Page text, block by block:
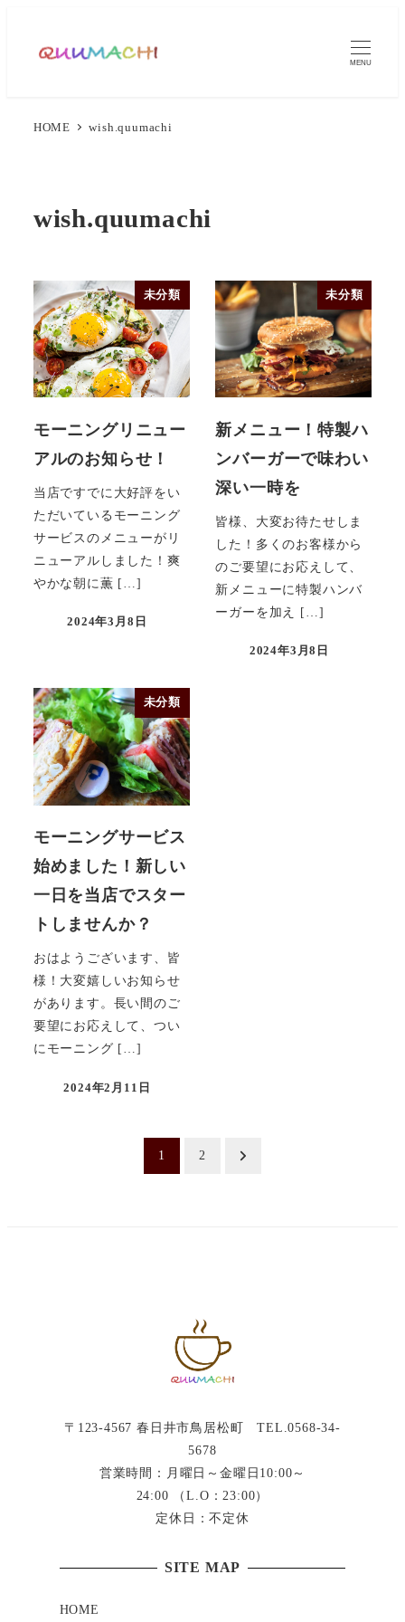
MENU
HOME wish.quumachi
wish.quumachi
未分類
モーニングリニュー
アルのお知らせ！
当店ですでに大好評をい
ただいているモーニング
サービスのメニューがリ
ニューアルしました！爽
やかな朝に薫 […]
2024年3月8日
未分類
新メニュー！特製ハ
ンバーガーで味わい
深い一時を
皆様、大変お待たせしま
した！多くのお客様から
のご要望にお応えして、
新メニューに特製ハンバ
ーガーを加え […]
2024年3月8日
未分類
モーニングサービス
始めました！新しい
一日を当店でスター
トしませんか？
おはようございます、皆
様！大変嬉しいお知らせ
があります。長い間のご
要望にお応えして、つい
にモーニング […]
2024年2月11日
1 2
〒123-4567 春日井市鳥居松町 TEL.0568-34-
5678
営業時間：月曜日～金曜日10:00～
24:00 （L.O：23:00）
定休日：不定休
SITE MAP
HOME